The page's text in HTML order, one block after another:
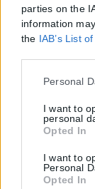
parties on the
information
the IAB’s List
Please note
but not limited
click to grant
tags to use
Google
Personal
I want to
personal
Opted In
I want to
Personal
Opted In